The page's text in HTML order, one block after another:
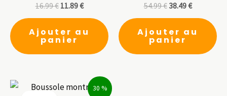
16.99€ 11.89€
Ajouter au
panier
54.99€ 38.49€
Ajouter au
panier
30 %